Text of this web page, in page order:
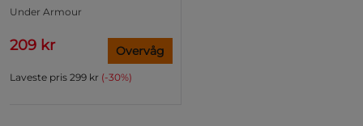
Under Armour
209 kr
Laveste pris 299 kr (-30%)
Overvåg